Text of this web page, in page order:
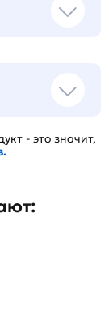
- это значит,